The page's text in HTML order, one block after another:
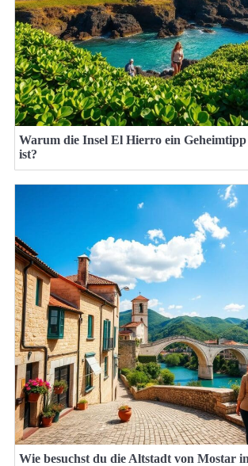
Warum die Insel El Hierro ein
ist?
Wie besuchst du die Altstadt von Mostar